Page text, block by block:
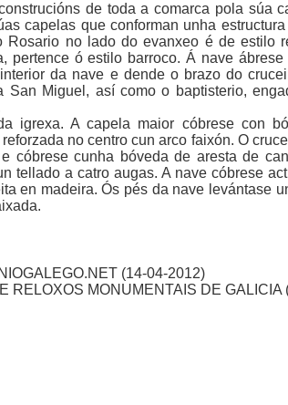
de toda a comarca pola súa
capelas que conforman unha
no lado do evanxeo é de estilo
pertence ó estilo barroco. Á nave
da nave e dende o brazo do
Miguel, así como o baptisterio,
igrexa. A capela maior cóbrese con
no centro cun arco faixón. O
cóbrese cunha bóveda de aresta de
tellado a catro augas. A nave cóbrese
en madeira. Ós pés da nave levántase
(14-04-2012)
RELOXOS MONUMENTAIS DE GALICIA